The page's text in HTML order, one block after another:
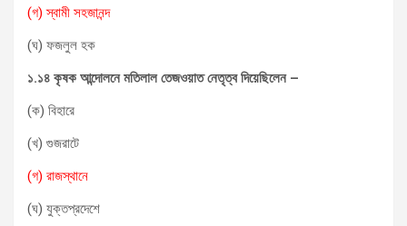
(গ) স্বামী সহজানন্দ
(ঘ) ফজলুল হক
১.১৪ কৃষক আন্দোলনে মতিলাল তেজওয়াত নেতৃত্ব দিয়েছিলেন –
(ক) বিহারে
(খ) গুজরাটে
(গ) রাজস্থানে
(ঘ) যুক্তপ্রদেশে